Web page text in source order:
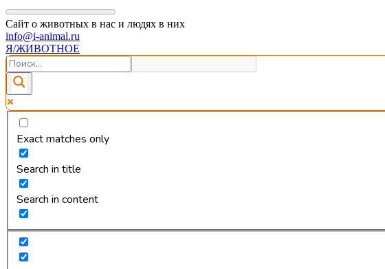
Сайт о животных в нас и людях в них
info@i-animal.ru
Я/ЖИВОТНОЕ
Exact matches only
Search in title
Search in content